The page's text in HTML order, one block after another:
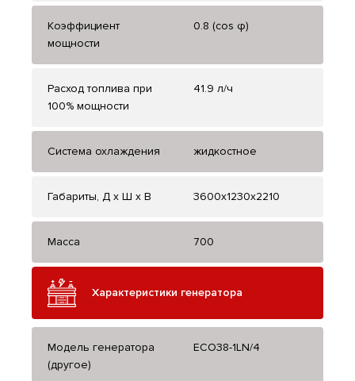
Коэффициент
мощности
0.8 (cos φ)
Расход топлива при
100% мощности
41.9 л/ч
Система охлаждения жидкостное
Габариты, Д x Ш x В 3600x1230x2210
Масса 700
Характеристики генератора
Модель генератора
(другое)
ECO38-1LN/4